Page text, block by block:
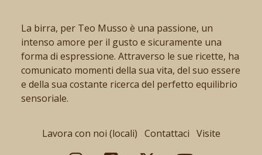
La birra, per Teo Musso è una passione, un
intenso amore per il gusto e sicuramente una
forma di espressione. Attraverso le sue ricette, ha
comunicato momenti della sua vita, del suo essere
e della sua costante ricerca del perfetto equilibrio
sensoriale.
Lavora con noi (locali) Contattaci Visite